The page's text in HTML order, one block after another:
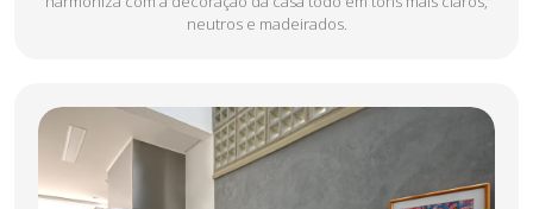
neutros e madeirados.